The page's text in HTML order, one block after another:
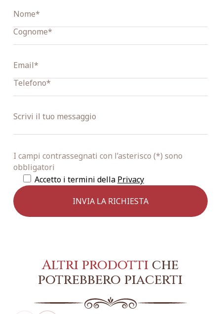
I campi contrassegnati con l’asterisco (*) sono
obbligatori
Accetto i termini della Privacy
Altri prodotti che
potrebbero piacerti